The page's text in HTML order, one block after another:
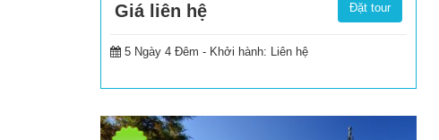
Giá liên hệ Đặt tour
5 Ngày 4 Đêm - Khởi hành: Liên hệ